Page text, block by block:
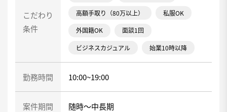
こだわり
条件
高額手取り（80万以上） 私服OK
外国籍OK 面談1回
ビジネスカジュアル 始業10時以降
勤務時間 10:00~19:00
案件期間 随時～中長期